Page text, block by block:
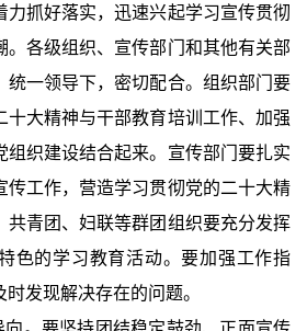
力抓好落实，迅速兴起学习宣传贯彻
。各级组织、宣传部门和其他有关部
统一领导下，密切配合。组织部门要
十大精神与干部教育培训工作、加强
组织建设结合起来。宣传部门要扎实
传工作，营造学习贯彻党的二十大精
共青团、妇联等群团组织要充分发挥
色的学习教育活动。要加强工作指
发现解决存在的问题。